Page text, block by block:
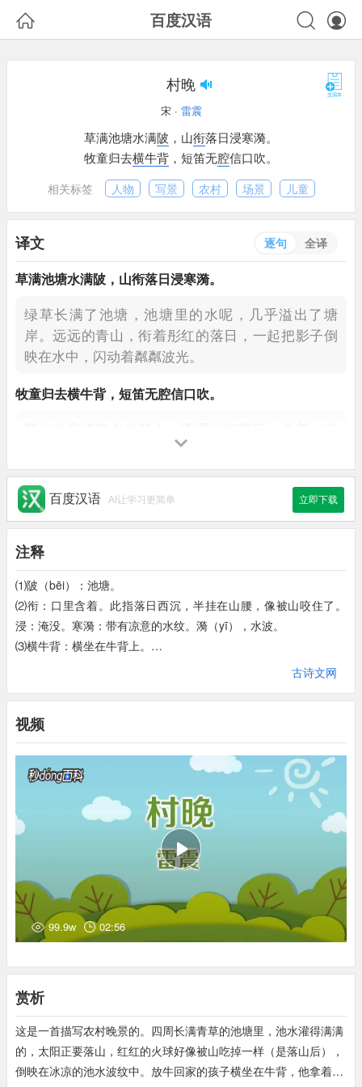
 百度汉语 

村晚
宋 · 雷震
草满池塘水满陂 ， 山衔落日浸寒漪。
牧童归去横牛背 ， 短笛无腔信口吹。
相关标签 人物 写景 农村 场景 儿童
译文 逐句 全译
草满池塘水满陂 ， 山衔落日浸寒漪。
绿草长满了池塘，池塘里的水呢，几乎溢出了塘
岸。远远的青山，衔着彤红的落日，一起把影子倒
映在水中，闪动着粼粼波光。
牧童归去横牛背， 短笛无腔信口吹。
短笛，随口吹着，也没有固定的声腔。
百度汉语 AI让学习更简单 立即下载
注释
⑴陂（bēi）：池塘。
⑵衔：口里含着。此指落日西沉，半挂在山腰，像被山咬住了。
浸：淹没。寒漪：带有凉意的水纹。漪（yī），水波。
⑶横牛背：横坐在牛背上。
古诗文网
视频
99.9w 02:56
赏析
这是一首描写农村晚景的。四周长满青草的池塘里，池水灌得满满
的，太阳正要落山，红红的火球好像被山吃掉一样（是落山后），
倒映在冰凉的池水波纹中。放牛回家的孩子横坐在牛背，他拿着短